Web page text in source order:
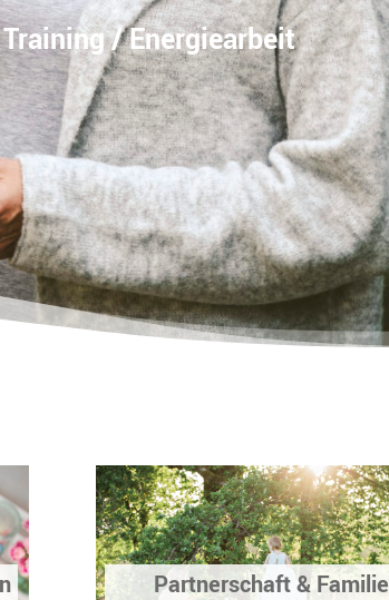
/ Energiearbeit
Partnerschaft & Familie